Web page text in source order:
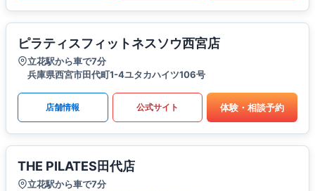
ピラティスフィットネスソウ西宮店
立花駅から車で7分
兵庫県西宮市田代町1-4ユタカハイツ106号
店舗情報 公式サイト 体験・相談予約
THE PILATES田代店
立花駅から車で7分